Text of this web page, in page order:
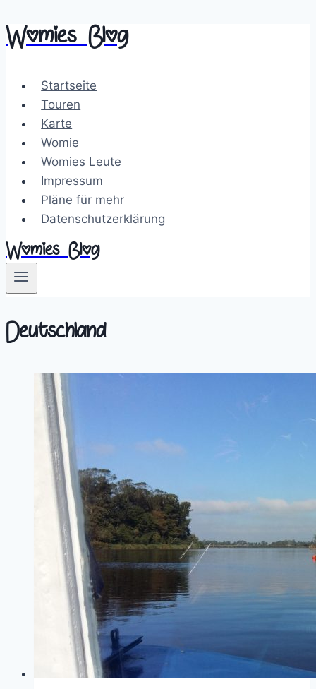
Zum
Inhalt
Womies Blog
Startseite
Touren
Karte
Womie
Womies Leute
Impressum
Pläne für mehr
Datenschutzerklärung
Womies Blog
Deutschland